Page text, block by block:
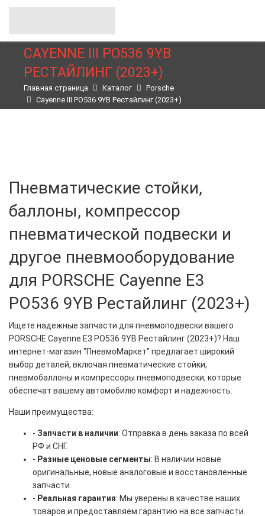
CAYENNE III PO536 9YB
РЕСТАЙЛИНГ (2023+)
Главная страница Каталог
Porsche
Cayenne III PO536 9YB Рестайлинг (2023+)
Пневматические стойки,
баллоны, компрессор
пневматической подвески и
другое пневмооборудование
для PORSCHE Cayenne E3
PO536 9YB Рестайлинг (2023+)
Ищете надежные запчасти для пневмоподвески вашего
PORSCHE Cayenne E3 PO536 9YB Рестайлинг (2023+)? Наш
интернет-магазин "ПневмоМаркет" предлагает широкий
выбор деталей, включая пневматические стойки,
пневмобаллоны и компрессоры пневмоподвески, которые
обеспечат вашему автомобилю комфорт и надежность.
Наши преимущества:
- Запчасти в наличии: Отправка в день заказа по всей
РФ и СНГ.
- Разные ценовые сегменты: В наличии новые
оригинальные, новые аналоговые и восстановленные
запчасти.
- Реальная гарантия: Мы уверены в качестве наших
товаров и предоставляем гарантию на все запчасти.